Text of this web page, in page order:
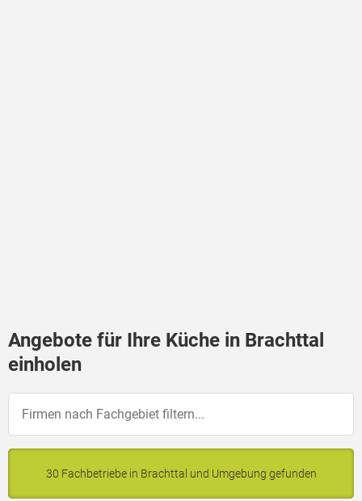
Angebote für Ihre Küche in Brachttal
einholen
30 Fachbetriebe in Brachttal und Umgebung gefunden